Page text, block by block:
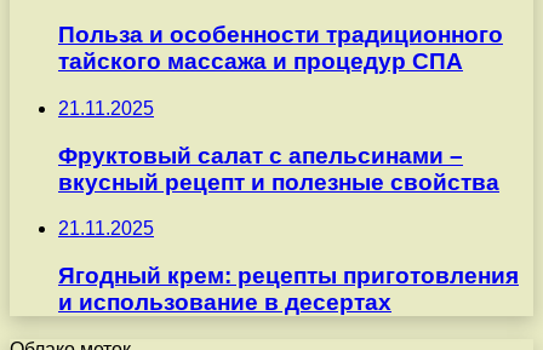
Польза и особенности традиционного
тайского массажа и процедур СПА
21.11.2025
Фруктовый салат с апельсинами –
вкусный рецепт и полезные свойства
21.11.2025
Ягодный крем: рецепты приготовления
и использование в десертах